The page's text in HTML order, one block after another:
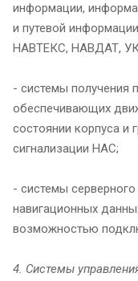
информации,
и путевой
НАВТЕКС, НАВДАТ,
- системы получения
обеспечивающих
состоянии корпуса и
сигнализации НАС;
- системы
навигационных
возможностью
4. Системы